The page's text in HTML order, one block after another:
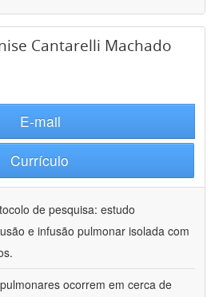
Cantarelli Machado
E-mail
Currículo
de pesquisa: estudo
e infusão pulmonar isolada com
ocorrem em cerca de